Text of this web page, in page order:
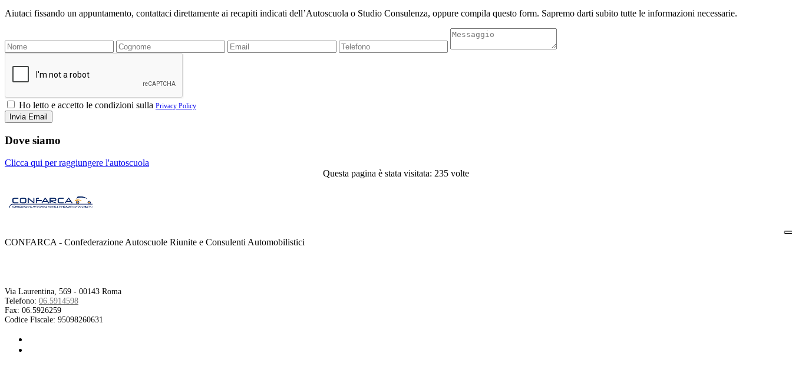
Aiutaci fissando un appuntamento, contattaci direttamente ai recapiti indicati dell’Autoscuola o Studio Consulenza, oppure compila questo form. Sapremo darti subito tutte le informazioni necessarie.
Ho letto e accetto le condizioni sulla Privacy Policy
Dove siamo
Clicca qui per raggiungere l'autoscuola
Questa pagina è stata visitata: 235 volte
CONFARCA - Confederazione Autoscuole Riunite e Consulenti Automobilistici
Via Laurentina, 569 - 00143 Roma
Telefono: 06.5914598
Fax: 06.5926259
Codice Fiscale: 95098260631